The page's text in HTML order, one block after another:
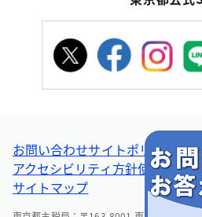
お問い合わせサイトポリシー個
アクセシビリティ方針使い方ヘ
サイトマップ